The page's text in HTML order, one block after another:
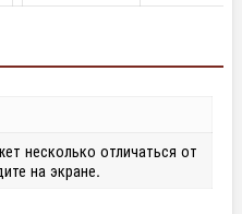
несколько отличаться от
на экране.